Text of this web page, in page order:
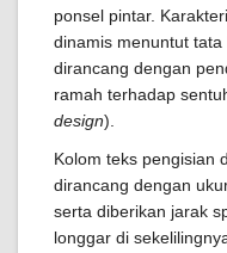
ponsel pintar.
dinamis menuntut
dirancang dengan
ramah terhadap
design).
Kolom teks pengisian
dirancang dengan
serta diberikan jarak
longgar di